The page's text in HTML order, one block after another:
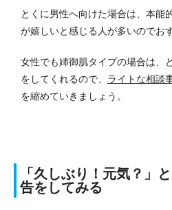
とくに男性へ向けた場合は、本能
が嬉しいと感じる人が多いのでお
女性でも姉御肌タイプの場合は、
をしてくれるので、 ライトな相談
を縮めていきましょう。
「久しぶり！元気？」
告をしてみる